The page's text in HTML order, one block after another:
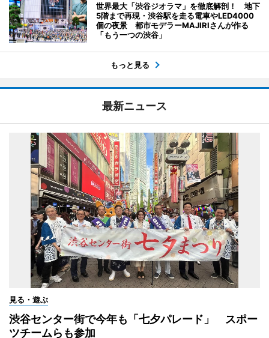
世界最大「渋谷ジオラマ」を徹底解剖！ 地下
5階まで再現・渋谷駅を走る電車やLED4000
個の夜景 都市モデラーMAJIRIさんが作る
「もう一つの渋谷」
もっと見る
最新ニュース
見る・遊ぶ
渋谷センター街で今年も「七夕パレード」 スポー
ツチームらも参加